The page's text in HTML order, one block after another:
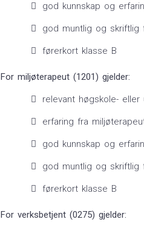
god kunnskap og
god muntlig og skriftlig
førerkort klasse B
For miljøterapeut (1201) gjelder:
relevant høgskole-
erfaring fra
god kunnskap og
god muntlig og skriftlig
førerkort klasse B
For verksbetjent (0275) gjelder: